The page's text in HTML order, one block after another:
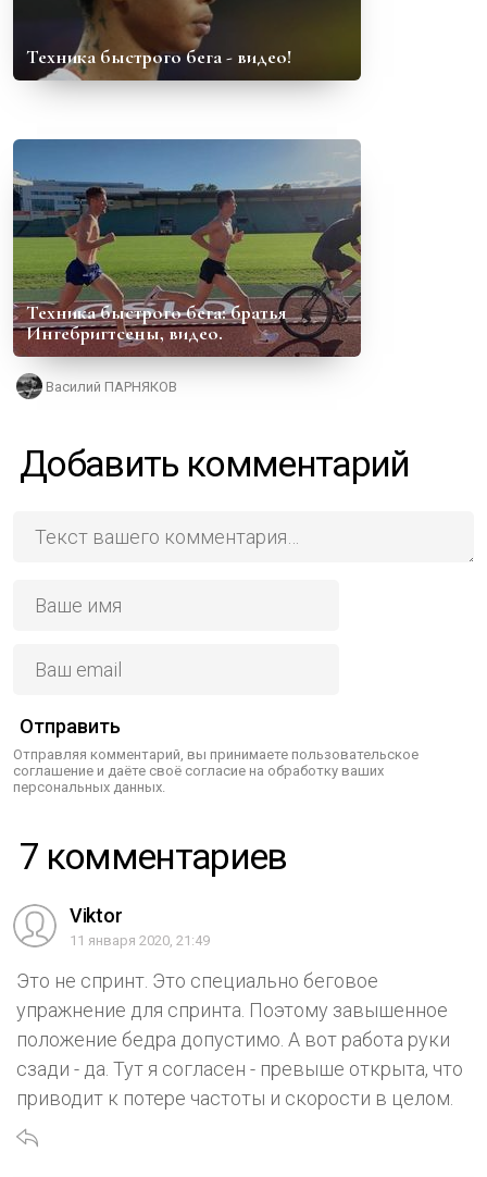
Техника быстрого бега - видео!
Техника быстрого бега: братья
Ингебригтсены, видео.
Василий ПАРНЯКОВ
Добавить комментарий
Отправить
Отправляя комментарий, вы принимаете пользовательское
соглашение и даёте своё согласие на обработку ваших
персональных данных.
7 комментариев
Viktor
11 января 2020, 21:49
Это не спринт. Это специально беговое
упражнение для спринта. Поэтому завышенное
положение бедра допустимо. А вот работа руки
сзади - да. Тут я согласен - превыше открыта, что
приводит к потере частоты и скорости в целом.